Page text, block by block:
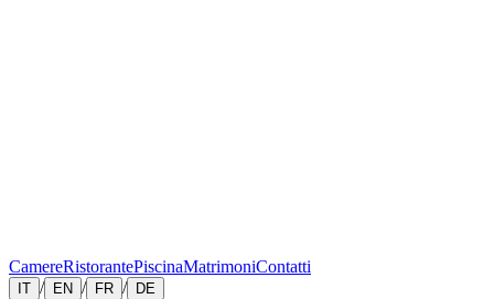
CamereRistorantePiscinaMatrimoniContatti
IT / EN / FR / DE